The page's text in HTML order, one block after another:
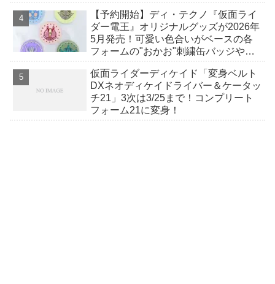
【予約開始】ディ・テクノ『仮面ライ
ダー電王』オリジナルグッズが2026年
5月発売！可愛い色合いがベースの各
フォームの"おかお"刺繍缶バッジやポ
仮面ライダーディケイド「変身ベルト
DXネオディケイドライバー＆ケータッ
チ21」3次は3/25まで！コンプリート
フォーム21に変身！